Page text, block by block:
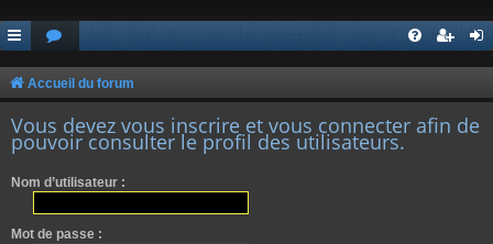
Accueil du forum
Vous devez vous inscrire et vous connecter afin de
pouvoir consulter le profil des utilisateurs.
Nom d’utilisateur :
Mot de passe :